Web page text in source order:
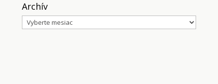
Archív
Archív